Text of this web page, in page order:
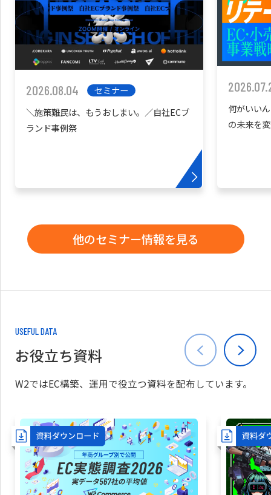
2026.08.04
セミナー
＼施策難民は、もうおしまい。／自社ECブ
ランド事例祭
何がいい
の未来を
他のセミナー情報を見る
USEFUL DATA
お役立ち資料
W2ではEC構築、運用で役立つ資料を配布しています。